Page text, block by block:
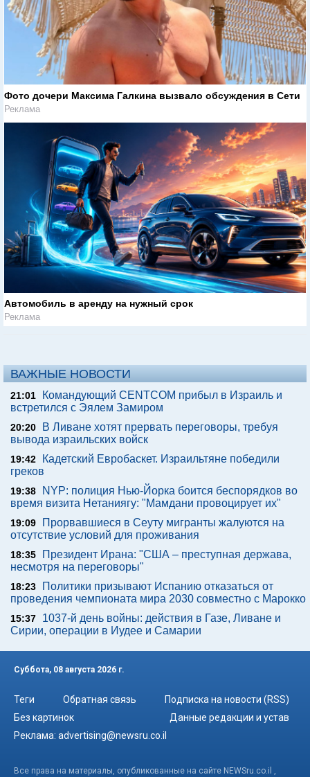
Фото дочери Максима Галкина вызвало обсуждения в Сети
Реклама
Автомобиль в аренду на нужный срок
Реклама
ВАЖНЫЕ НОВОСТИ
21:01
Командующий CENTCOM прибыл в Израиль и
встретился с Эялем Замиром
20:20
В Ливане хотят прервать переговоры, требуя
вывода израильских войск
19:42
Кадетский Евробаскет. Израильтяне победили
греков
19:38
NYP: полиция Нью-Йорка боится беспорядков во
время визита Нетаниягу: "Мамдани провоцирует их"
19:09
Прорвавшиеся в Сеуту мигранты жалуются на
отсутствие условий для проживания
18:35
Президент Ирана: "США – преступная держава,
несмотря на переговоры"
18:23
Политики призывают Испанию отказаться от
проведения чемпионата мира 2030 совместно с Марокко
15:37
1037-й день войны: действия в Газе, Ливане и
Сирии, операции в Иудее и Самарии
Суббота, 08 августа 2026 г.
Теги Обратная связь
Подписка на новости (RSS)
Без картинок
Данные редакции и устав
Реклама: advertising@newsru.co.il
Все права на материалы, опубликованные на сайте NEWSru.co.il ,